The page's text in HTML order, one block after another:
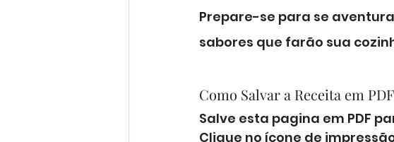
Prepare-se para se
sabores que farão sua
Como Salvar a Receita em
Salve esta pagina em PDF
Clique no ícone de